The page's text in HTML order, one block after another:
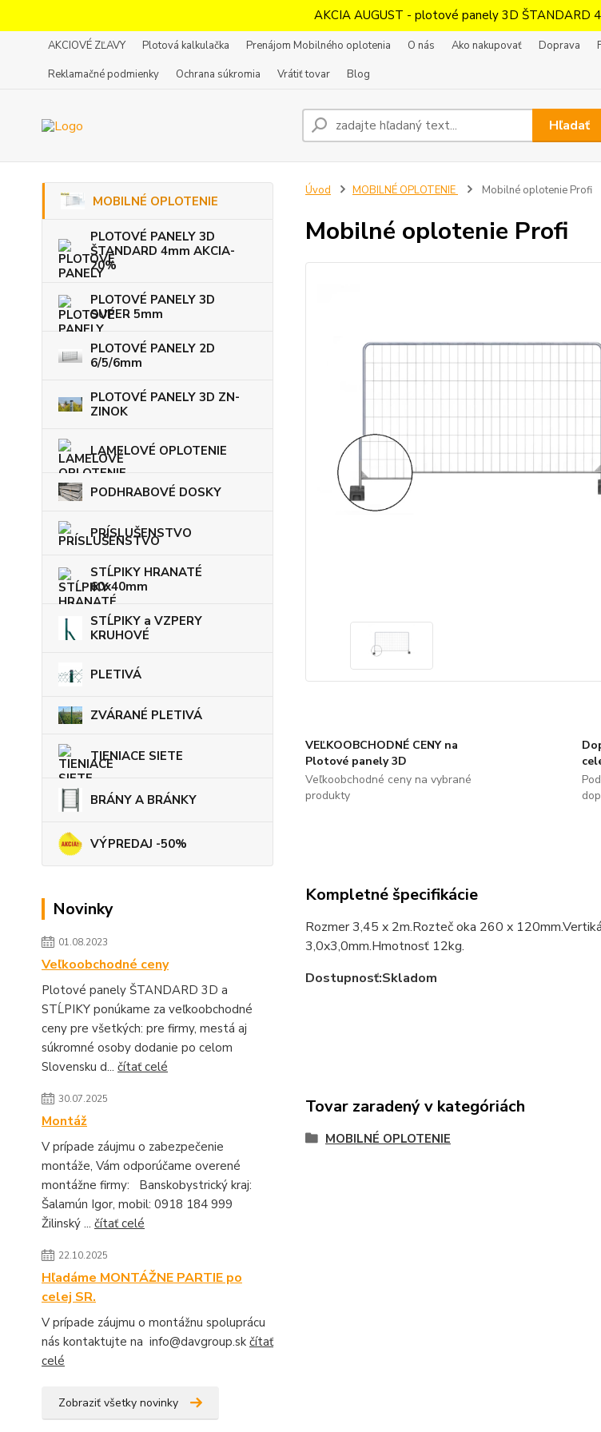
AKCIA AUGUST - plotové panely 3D ŠTANDARD
AKCIOVÉ ZĽAVY Plotová kalkulačka Prenájom Mobilného oplotenia O nás Ako nakupovať Doprava
Reklamačné podmienky
Ochrana súkromia Vrátiť tovar Blog
Hľadať
MOBILNÉ OPLOTENIE
PLOTOVÉ PANELY 3D
ŠTANDARD 4mm AKCIA-
20%
PLOTOVÉ PANELY 3D
SUPER 5mm
PLOTOVÉ PANELY 2D
6/5/6mm
PLOTOVÉ PANELY 3D ZN-
ZINOK
LAMELOVÉ OPLOTENIE
PODHRABOVÉ DOSKY
PRÍSLUŠENSTVO
STĹPIKY HRANATÉ
60x40mm
STĹPIKY a VZPERY
KRUHOVÉ
PLETIVÁ
ZVÁRANÉ PLETIVÁ
TIENIACE SIETE
BRÁNY A BRÁNKY
VÝPREDAJ -50%
Novinky
01.08.2023
Veľkoobchodné ceny
Plotové panely ŠTANDARD 3D a
STĹPIKY ponúkame za veľkoobchodné
ceny pre všetkých: pre firmy, mestá aj
súkromné osoby dodanie po celom
Slovensku d... čítať celé
30.07.2025
Montáž
V prípade záujmu o zabezpečenie
montáže, Vám odporúčame overené
montážne firmy: Banskobystrický kraj:
Šalamún Igor, mobil: 0918 184 999
Žilinský ... čítať celé
22.10.2025
Hľadáme MONTÁŽNE PARTIE po
celej SR.
V prípade záujmu o montážnu spoluprácu
nás kontaktujte na info@davgroup.sk čítať
celé
Zobraziť všetky novinky
Úvod MOBILNÉ OPLOTENIE Mobilné oplotenie Profi
Mobilné oplotenie Profi
VEĽKOOBCHODNÉ CENY na
Plotové panely 3D
Veľkoobchodné ceny na vybrané
produkty
Kompletné špecifikácie
Rozmer 3,45 x 2m.Rozteč oka 260 x
3,0x3,0mm.Hmotnosť 12kg.
Dostupnosť:Skladom
Tovar zaradený v kategóriách
MOBILNÉ OPLOTENIE